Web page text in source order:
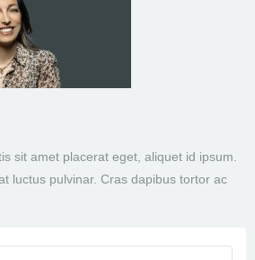
sit amet placerat eget, aliquet id ipsum.
luctus pulvinar. Cras dapibus tortor ac